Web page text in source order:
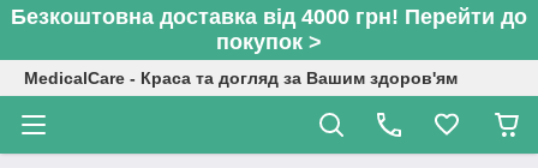
Безкоштовна доставка від 4000 грн! Перейти до
покупок >
MedicalCare - Краса та догляд за Вашим здоров'ям